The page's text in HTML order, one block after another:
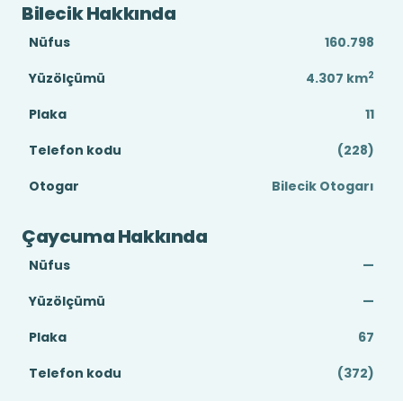
Bilecik Hakkında
Nüfus
160.798
Yüzölçümü
4.307 km2
Plaka
11
Telefon kodu
(228)
Otogar
Bilecik Otogarı
Çaycuma Hakkında
Nüfus
—
Yüzölçümü
—
Plaka
67
Telefon kodu
(372)